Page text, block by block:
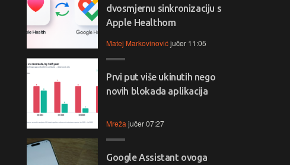
dvosmjernu sinkronizaciju s
Apple Healthom
Matej Markovinovićjučer 11:05
Prvi put više ukinutih nego
novih blokada aplikacija
Mreža jučer 07:27
Google Assistant ovoga